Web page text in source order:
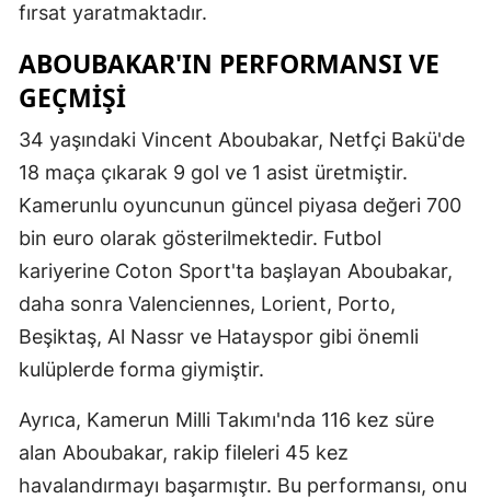
Kırklareli
Kocaeli
Konya
Manisa
Mardin
Muğla
fırsat yaratmaktadır.
ABOUBAKAR'IN PERFORMANSI VE
GEÇMIŞI
34 yaşındaki Vincent Aboubakar, Netfçi Bakü'de
18 maça çıkarak 9 gol ve 1 asist üretmiştir.
Kamerunlu oyuncunun güncel piyasa değeri 700
bin euro olarak gösterilmektedir. Futbol
kariyerine Coton Sport'ta başlayan Aboubakar,
daha sonra Valenciennes, Lorient, Porto,
Beşiktaş, Al Nassr ve Hatayspor gibi önemli
kulüplerde forma giymiştir.
Ayrıca, Kamerun Milli Takımı'nda 116 kez süre
alan Aboubakar, rakip fileleri 45 kez
havalandırmayı başarmıştır. Bu performansı, onu